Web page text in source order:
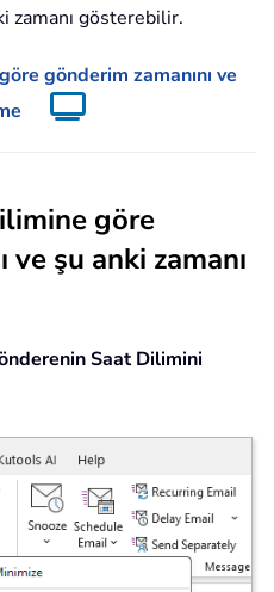
zamanı gösterebilir.
gönderim zamanını ve
göre
ve şu anki zamanı
Saat Dilimini